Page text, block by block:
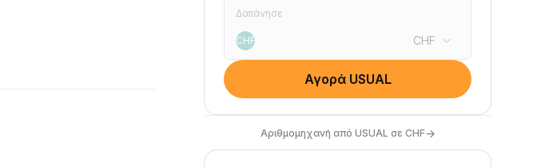
Δαπάνησε
CHF CHF
Αγορά USUAL
Αριθμομηχανή από USUAL σε CHF→